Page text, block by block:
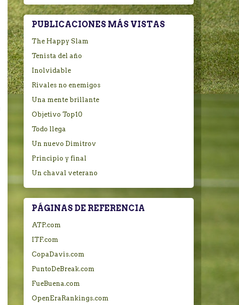
PUBLICACIONES MÁS VISTAS
The Happy Slam
Tenista del año
Inolvidable
Rivales no enemigos
Una mente brillante
Objetivo Top10
Todo llega
Un nuevo Dimitrov
Principio y final
Un chaval veterano
PÁGINAS DE REFERENCIA
ATP.com
ITF.com
CopaDavis.com
PuntoDeBreak.com
FueBuena.com
OpenEraRankings.com